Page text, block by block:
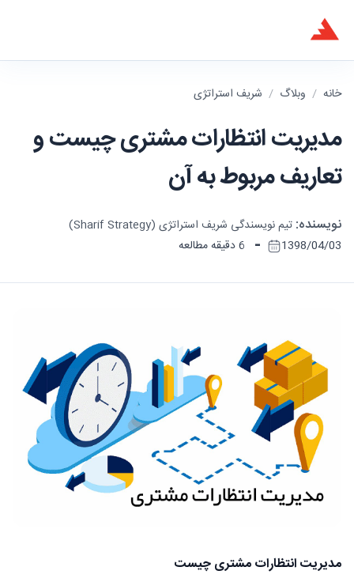
خانه / وبلاگ / شریف استراتژی
مدیریت انتظارات مشتری چیست و
تعاریف مربوط به آن
نویسنده: تیم نویسندگی شریف استراتژی (Sharif Strategy)
1398/04/03
- 6 دقیقه مطالعه
مدیریت انتظارات مشتری چیست